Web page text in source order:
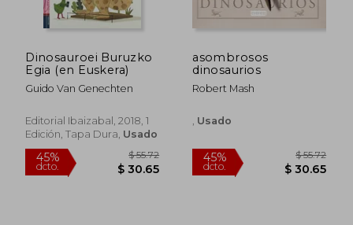
Dinosauroei Buruzko
Egia (en Euskera)
Guido Van Genechten
Editorial Ibaizabal, 2018, 1
Edición, Tapa Dura, Usado
asombrosos
dinosaurios
Robert Mash
Usado